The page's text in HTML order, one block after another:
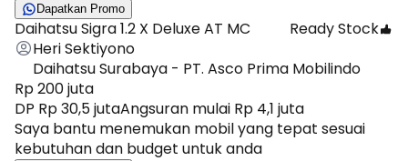
Dapatkan Promo
Daihatsu Sigra 1.2 X Deluxe AT MC
Ready Stock
Heri Sektiyono
Daihatsu Surabaya - PT. Asco Prima Mobilindo
Rp 200 juta
DP Rp 30,5 jutaAngsuran mulai Rp 4,1 juta
Saya bantu menemukan mobil yang tepat sesuai
kebutuhan dan budget untuk anda